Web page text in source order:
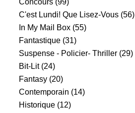
Concours (99)
C'est Lundi! Que Lisez-Vous (56)
In My Mail Box (55)
Fantastique (31)
Suspense - Policier- Thriller (29)
Bit-Lit(24)
Fantasy (20)
Contemporain (14)
Historique (12)